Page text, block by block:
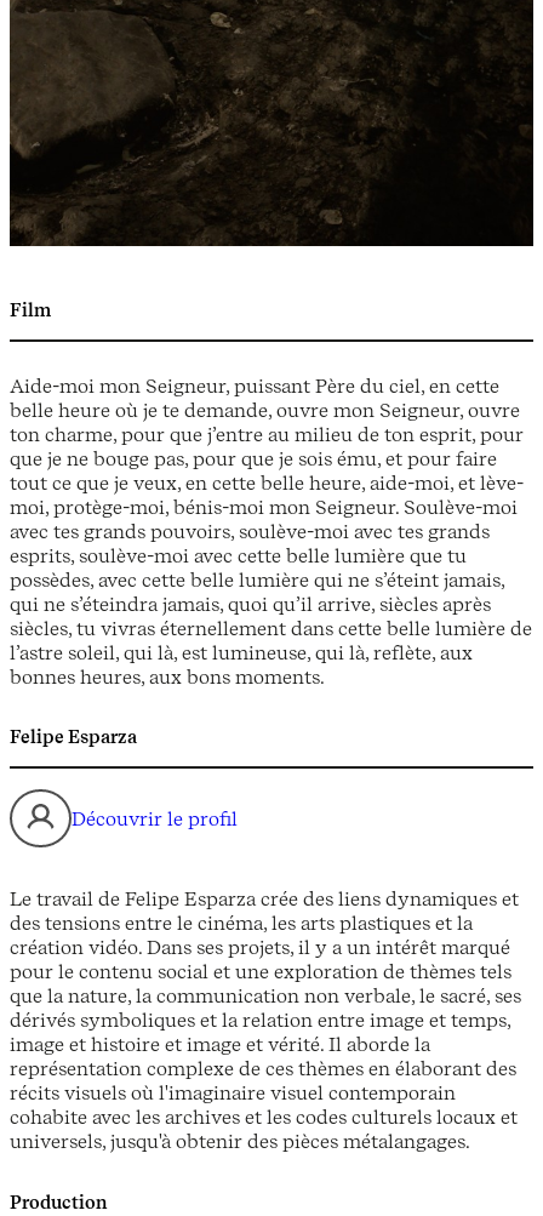
Film
Aide-moi mon Seigneur, puissant Père du ciel, en cette
belle heure où je te demande, ouvre mon Seigneur, ouvre
ton charme, pour que j’entre au milieu de ton esprit, pour
que je ne bouge pas, pour que je sois ému, et pour faire
tout ce que je veux, en cette belle heure, aide-moi, et lève-
moi, protège-moi, bénis-moi mon Seigneur. Soulève-moi
avec tes grands pouvoirs, soulève-moi avec tes grands
esprits, soulève-moi avec cette belle lumière que tu
possèdes, avec cette belle lumière qui ne s’éteint jamais,
qui ne s’éteindra jamais, quoi qu’il arrive, siècles après
siècles, tu vivras éternellement dans cette belle lumière de
l’astre soleil, qui là, est lumineuse, qui là, reflète, aux
bonnes heures, aux bons moments.
Felipe Esparza
Découvrir le profil
Le travail de Felipe Esparza crée des liens dynamiques et
des tensions entre le cinéma, les arts plastiques et la
création vidéo. Dans ses projets, il y a un intérêt marqué
pour le contenu social et une exploration de thèmes tels
que la nature, la communication non verbale, le sacré, ses
dérivés symboliques et la relation entre image et temps,
image et histoire et image et vérité. Il aborde la
représentation complexe de ces thèmes en élaborant des
récits visuels où l'imaginaire visuel contemporain
cohabite avec les archives et les codes culturels locaux et
universels, jusqu'à obtenir des pièces métalangages.
Production